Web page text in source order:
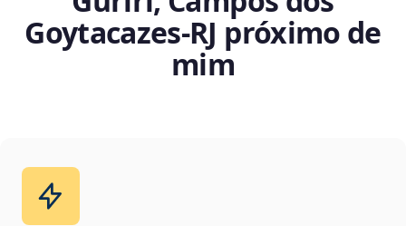
Goytacazes‑RJ próximo de
mim